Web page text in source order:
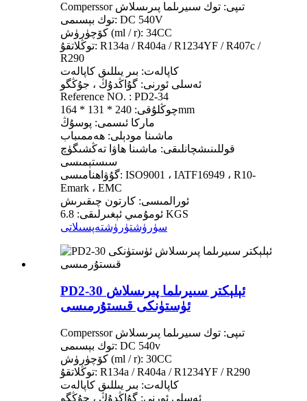
Comperssor تىپى: توك سىيرىلما پىرىسلاش
توك بېسىمى: DC 540V
كۆچۈرۈش (ml / r): 34CC
توڭلاتقۇ: R134a / R404a / R1234YF / R407c /
R290
كاپالەت: بىر يىللىق كاپالەت
ئەسلى ئورنى: گۇاڭدۇڭ ، جۇڭگو
Reference NO. : PD2-34
چوڭلۇقى: 240 * 131 * 164mm
ماركا ئىسمى: پوسۇڭ
ماشىنا مودېلى: ھەممىباب
قوللىنىشچانلىقى: ماشىنا ھاۋا تەڭشىگۈچ
سىستېمىسى
گۇۋاھنامىسى: ISO9001 ، IATF16949 ، R10-
Emark ، EMC
ئورالمىسى: كارتون چىقىرىش
ئومۇمىي ئېغىرلىقى: 6.8 KGS
سۈرۈشتۈرۈشتەپسىلاتى
PD2-30 ئېلېكتر سىيرىلما پىرىسلاش
ئۈستۈنكى قىستۇرمىسى
Comperssor تىپى: توك سىيرىلما پىرىسلاش
توك بېسىمى: DC 540v
كۆچۈرۈش (ml / r): 30CC
توڭلاتقۇ: R134a / R404a / R1234YF / R290
كاپالەت: بىر يىللىق كاپالەت
ئەسلى ئورنى: گۇاڭدۇڭ ، جۇڭگو